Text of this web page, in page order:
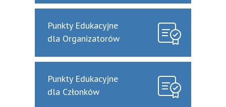
Punkty Edukacyjne
dla Organizatorów
Punkty Edukacyjne
dla Członków